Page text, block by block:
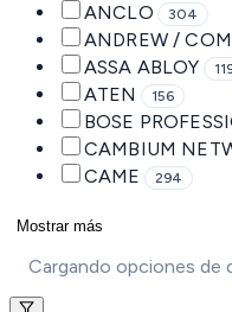
ANCLO 304
ANDREW /
ASSA ABLOY
ATEN 156
BOSE
CAMBIUM
CAME 294
Mostrar más
Cargando opciones de